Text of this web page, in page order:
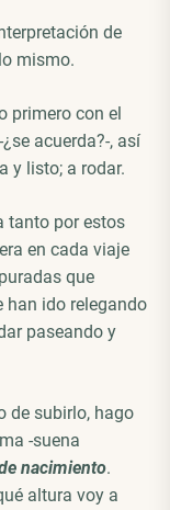
de
mismo.
primero con el
acuerda?-, así
y listo; a rodar.
tanto por estos
en cada viaje
que
han ido relegando
paseando y
de subirlo, hago
-suena
nacimiento.
altura voy a